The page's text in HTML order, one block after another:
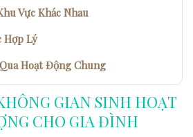
Vực Khác Nhau
Hợp Lý
Hoạt Động Chung
Gia Đình Hạnh Phúc
GIAN SINH HOẠT
CHO GIA ĐÌNH